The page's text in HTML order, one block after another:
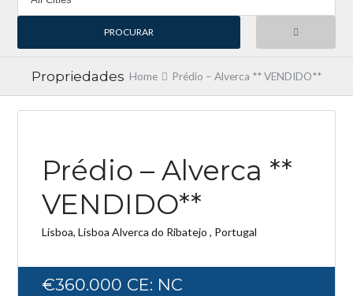
account,it takes less than a minute.
Propriedades Home Prédio – Alverca ** VENDIDO**
Prédio – Alverca **
VENDIDO**
Lisboa, Lisboa Alverca do Ribatejo , Portugal
€360.000 CE: NC